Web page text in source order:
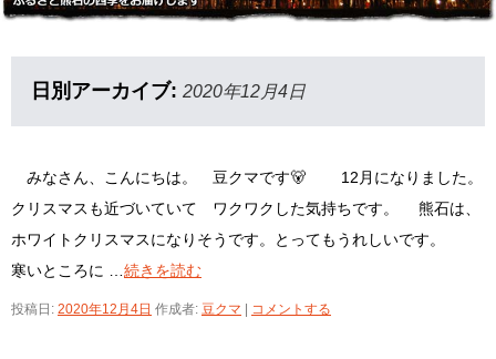
日別アーカイブ: 2020年12月4日
みなさん、こんにちは。 豆クマです🐻 12月になりました。
クリスマスも近づいていて ワクワクした気持ちです。 熊石は、
ホワイトクリスマスになりそうです。とってもうれしいです。
寒いところに … 続きを読む
投稿日: 2020年12月4日 作成者: 豆クマ コメントする